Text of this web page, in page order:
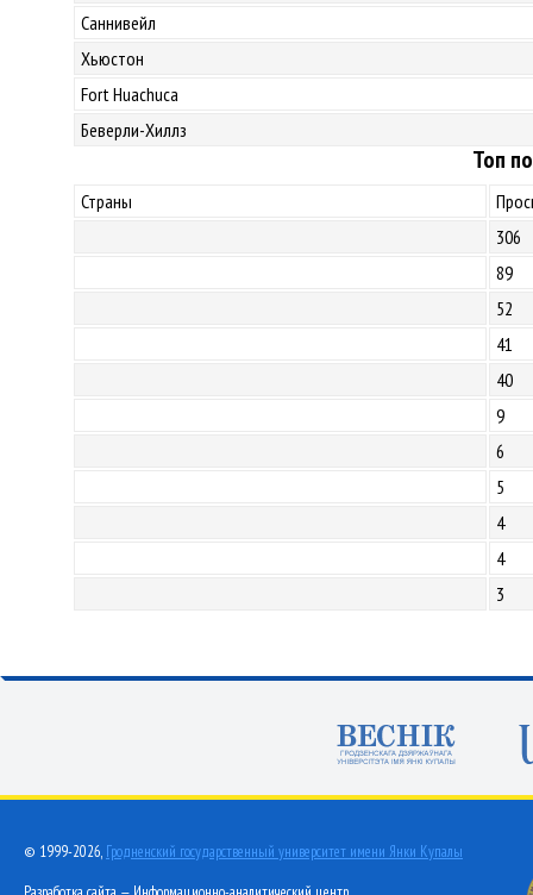
Саннивейл
Хьюстон
Fort Huachuca
Беверли-Хиллз
Топ
Страны
306
89
52
41
40
9
6
5
4
4
3
© 1999-2026, Гродненский государственный университет имени Янки Купалы